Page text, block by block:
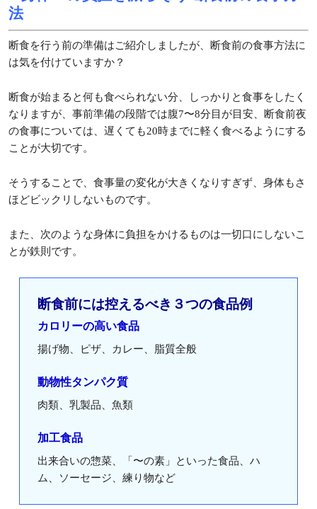
法
断食を行う前の準備はご紹介しましたが、断食前の食事方法に
は気を付けていますか？
断食が始まると何も食べられない分、しっかりと食事をしたく
なりますが、事前準備の段階では腹7〜8分目が目安、断食前夜
の食事については、遅くても20時までに軽く食べるようにする
ことが大切です。
そうすることで、食事量の変化が大きくなりすぎず、身体もさ
ほどビックリしないものです。
また、次のような身体に負担をかけるものは一切口にしないこ
とが鉄則です。
断食前には控えるべき３つの食品例
カロリーの高い食品
揚げ物、ピザ、カレー、脂質全般
動物性タンパク質
肉類、乳製品、魚類
加工食品
出来合いの惣菜、「〜の素」といった食品、ハ
ム、ソーセージ、練り物など